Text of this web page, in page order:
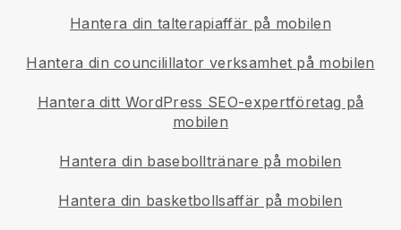
Hantera din talterapiaffär på mobilen
Hantera din councilillator verksamhet på mobilen
Hantera ditt WordPress SEO-expertföretag på
mobilen
Hantera din basebolltränare på mobilen
Hantera din basketbollsaffär på mobilen